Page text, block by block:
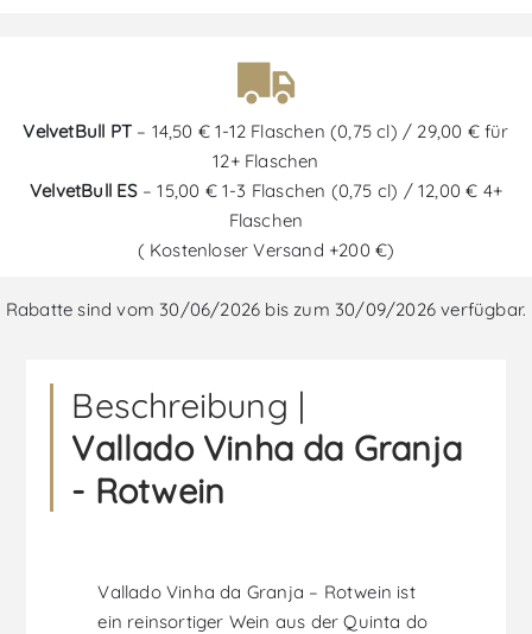
VelvetBull PT – 14,50 € 1-12 Flaschen (0,75 cl) / 29,00 € für
12+ Flaschen
VelvetBull ES– 15,00 € 1-3 Flaschen (0,75 cl) / 12,00 € 4+
Flaschen
( Kostenloser Versand +200 €)
Rabatte sind vom 30/06/2026 bis zum 30/09/2026 verfügbar.
Beschreibung |
Vallado Vinha da Granja
- Rotwein
Vallado Vinha da Granja – Rotwein ist
ein reinsortiger Wein aus der Quinta do